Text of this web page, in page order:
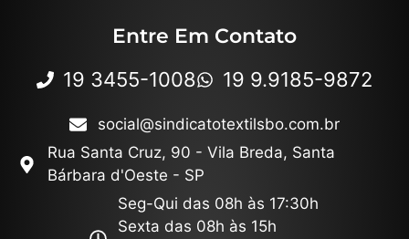
Entre Em Contato
19 3455-1008 19 9.9185-9872
social@sindicatotextilsbo.com.br
Rua Santa Cruz, 90 - Vila Breda, Santa
Bárbara d'Oeste - SP
Seg-Qui das 08h às 17:30h
Sexta das 08h às 15h